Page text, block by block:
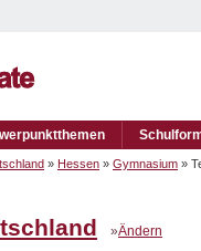
» Hessen » Gymnasium »
»Ändern